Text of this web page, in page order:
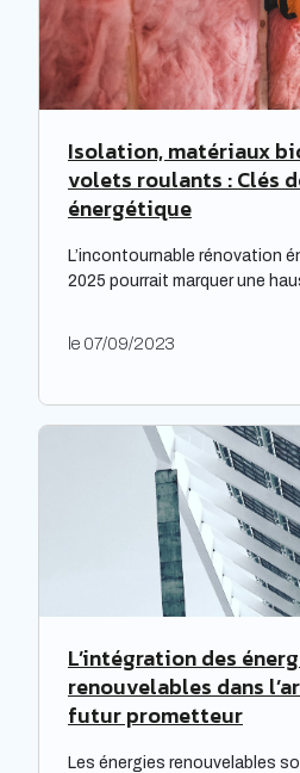
Isolation, matériaux
volets roulants : Clés
énergétique
L’incontournable rénovation
2025 pourrait marquer une
deviennent alors essentiels
tarifs de l’électricité. Cette
particulièrement cruciale
qualifiés de passoires
d’importants […]
le 07/09/2023
L’intégration des
renouvelables dans
futur prometteur
Les énergies renouvelables